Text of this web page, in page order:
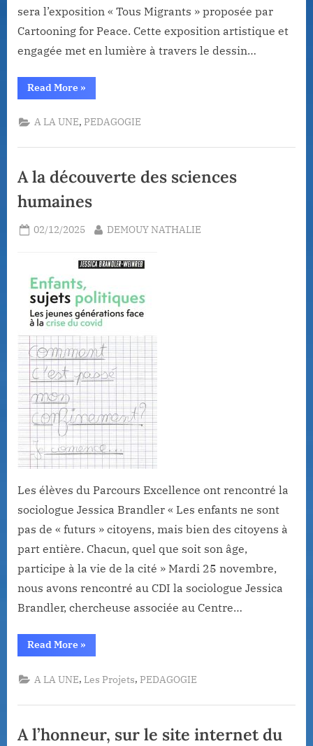
sera l’exposition « Tous Migrants » proposée par
Cartooning for Peace. Cette exposition artistique et
engagée met en lumière à travers le dessin…
Read More“Semaine
du
au
27
2026 :
Médias
et
l’Information
à
l’honneur
Lapierre”
»
A LA UNE,PEDAGOGIE
A la découverte des sciences
humaines
Posted
02/12/2025 By
DEMOUY NATHALIE
Les élèves du Parcours Excellence ont rencontré la
sociologue Jessica Brandler « Les enfants ne sont
pas de « futurs » citoyens, mais bien des citoyens à
part entière. Chacun, quel que soit son âge,
participe à la vie de la cité » Mardi 25 novembre,
nous avons rencontré au CDI la sociologue Jessica
Brandler, chercheuse associée au Centre…
Read More“A
la
des
sciences
»
A LA UNE,Les Projets,PEDAGOGIE
A l’honneur, sur le site internet du